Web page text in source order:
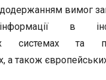
додержанням вимог
в
системах та
а також